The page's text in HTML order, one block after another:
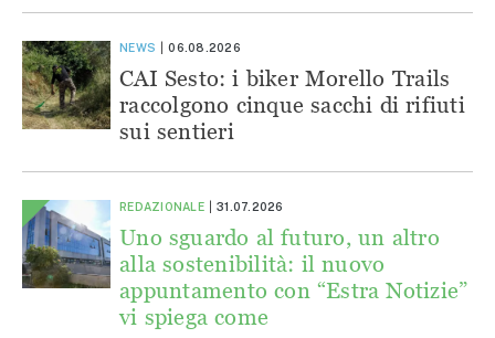
NEWS 06.08.2026
CAI Sesto: i biker Morello Trails
raccolgono cinque sacchi di rifiuti
sui sentieri
REDAZIONALE 31.07.2026
Uno sguardo al futuro, un altro
alla sostenibilità: il nuovo
appuntamento con “Estra Notizie”
vi spiega come